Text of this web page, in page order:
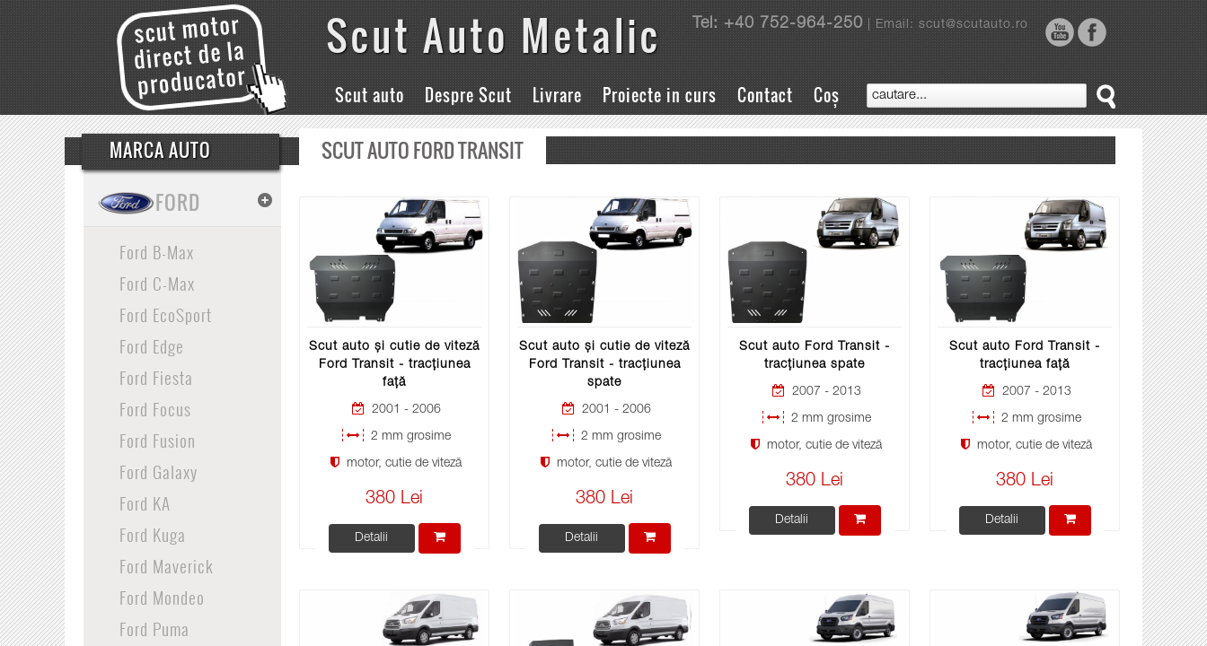
Scut Auto Metalic Tel: +40 752-964-250| Email: scut@scutauto.ro
Scut auto Despre Scut Livrare Proiecte in curs Contact Coș
MARCA AUTO
FORD
Ford B-Max
Ford C-Max
Ford EcoSport
Ford Edge
Ford Fiesta
Ford Focus
Ford Fusion
Ford Galaxy
Ford KA
Ford Kuga
Ford Maverick
Ford Mondeo
Ford Puma
SCUT AUTO FORD TRANSIT
Scut auto și cutie de viteză
Ford Transit - tracțiunea
față
2001 - 2006
2 mm grosime
motor, cutie de viteză
380 Lei
Detalii
Scut auto și cutie de viteză
Ford Transit - tracțiunea
spate
2001 - 2006
2 mm grosime
motor, cutie de viteză
380 Lei
Detalii
Scut auto Ford Transit -
tracțiunea spate
2007 - 2013
2 mm grosime
motor, cutie de viteză
380 Lei
Detalii
Scut auto Ford Transit -
tracțiunea față
2007 - 2013
2 mm grosime
motor, cutie de viteză
380 Lei
Detalii